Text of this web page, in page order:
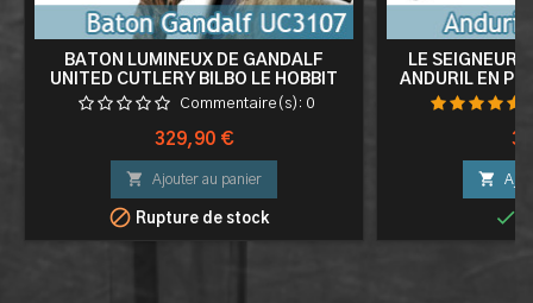
BATON LUMINEUX DE GANDALF
UNITED CUTLERY BILBO LE HOBBIT
BATON GANDALF UC3107
Commentaire(s): 0
Prix
329,90 €
 Ajouter au panier
 Rupture de stock
LE SEIGNEUR
ANDURIL EN
SABRE

